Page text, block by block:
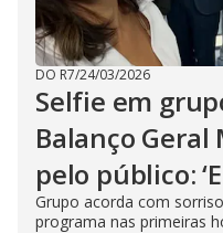
DO R7/24/03/2026
Selfie em
Balanço Geral
pelo público:
Grupo acorda com
programa nas primeiras